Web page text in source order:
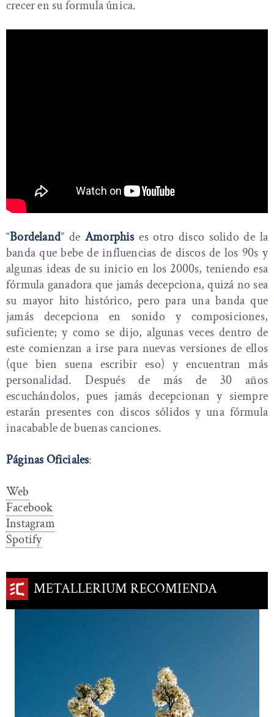
crecer en su formula única.
“Bordeland” deAmorphises otro disco solido de la
banda que bebe de influencias de discos de los 90s y
algunas ideas de su inicio en los 2000s, teniendo esa
fórmula ganadora que jamás decepciona, quizá no sea
su mayor hito histórico, pero para una banda que
jamás decepciona en sonido y composiciones,
suficiente; y como se dijo, algunas veces dentro de
este comienzan a irse para nuevas versiones de ellos
(que bien suena escribir eso) y encuentran más
personalidad. Después de más de 30 años
escuchándolos, pues jamás decepcionan y siempre
estarán presentes con discos sólidos y una fórmula
inacabable de buenas canciones.
Páginas Oficiales:
Web
Facebook
Instagram
Spotify
METALLERIUM RECOMIENDA